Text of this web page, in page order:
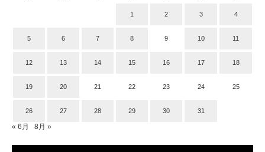
1 2 3 4
5 6 7 8 9 10 11
12 13 14 15 16 17 18
19 20 21 22 23 24 25
26 27 28 29 30 31
« 6月 8月 »